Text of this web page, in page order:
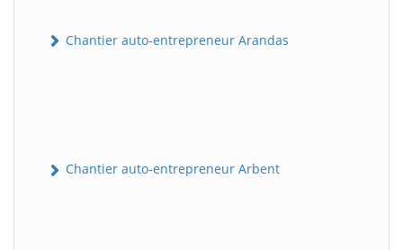
Chantier auto-entrepreneur Arandas
Chantier auto-entrepreneur Arbent